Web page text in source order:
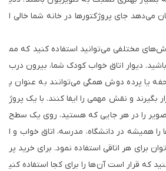
می‌دهد جای پروژکتور‌ها در خانه شما خالی ا
مختلفی می‌توانید استفاده کنید که مم
دیوار اتاق خواب کودک شما، بیرون درب
یا پرده دوش همگی می‌توانند به عنوان پ
بگیرند و نقش مهمی را ایفا کنند. با یک پروژ
را در هر جایی که هستید، روی یک سطح
را همیشه در دانشگاه، مدرسه، اتاق خواب و ا
برای هر اتاقی استفاده نمود. برای خرید پر
که قرار است آن‌ها را برای کجا استفاده کنی